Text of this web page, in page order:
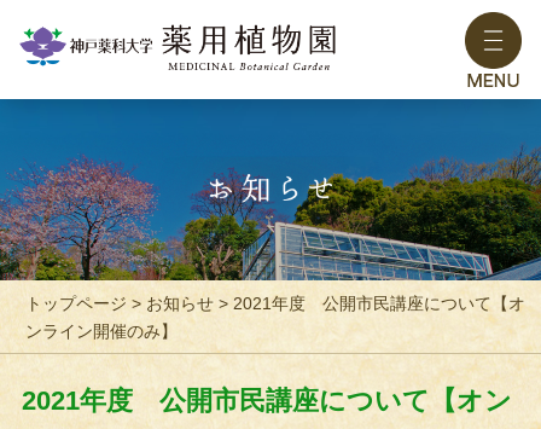
トップページ > お知らせ > 2021年度 公開市民講座について【オ
ンライン開催のみ】
2021年度 公開市民講座について【オン